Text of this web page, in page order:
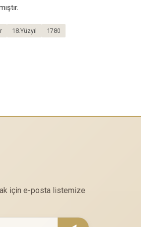
18.Yüzyıl
1780
için e-posta listemize